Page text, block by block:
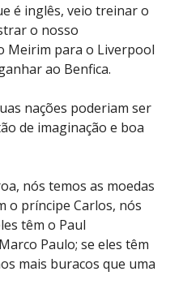
é inglês, veio treinar o
o nosso
Meirim para o Liverpool
ao Benfica.
nações poderiam ser
de imaginação e boa
nós temos as moedas
o príncipe Carlos, nós
têm o Paul
Paulo; se eles têm
mais buracos que uma